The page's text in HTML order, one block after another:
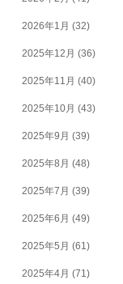
2026年1月 (32)
2025年12月 (36)
2025年11月 (40)
2025年10月 (43)
2025年9月 (39)
2025年8月 (48)
2025年7月 (39)
2025年6月 (49)
2025年5月 (61)
2025年4月 (71)